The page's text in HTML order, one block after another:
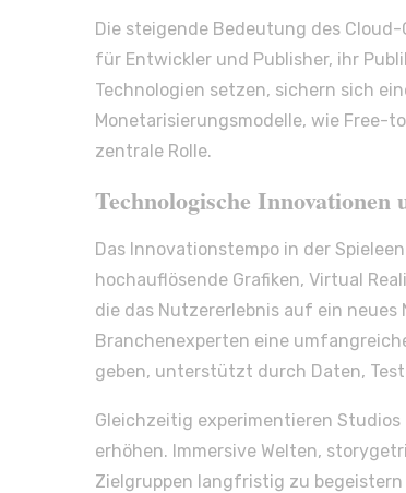
Die steigende Bedeutung des
für Entwickler und Publisher, ihr
Technologien setzen, sichern sich
Monetarisierungsmodelle, wie Free-
zentrale Rolle.
Technologische
Das Innovationstempo in der
hochauflösende Grafiken, Virtual
die das Nutzererlebnis auf ein neues
Branchenexperten eine
geben, unterstützt durch Daten,
Gleichzeitig experimentieren
erhöhen. Immersive Welten,
Zielgruppen langfristig zu